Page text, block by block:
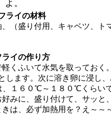
よ。
ライの材料
（盛り付用、キャベツ、ト
ライの作り方
くふいて水気を取っておく
します。次に溶き卵に浸し
１６０℃～１８０℃くらい
みに、盛り付けて、サッと
は、必ず加熱用を？え～～